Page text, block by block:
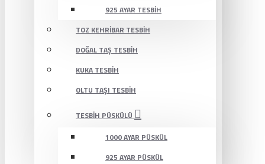
925 AYAR TESBIH
TOZ KEHRIBAR TESBIH
DOĞAL TAŞ TESBIH
KUKA TESBIH
OLTU TAŞI TESBIH
TESBIH PÜSKÜLÜ
1000 AYAR PÜSKÜL
925 AYAR PÜSKÜL